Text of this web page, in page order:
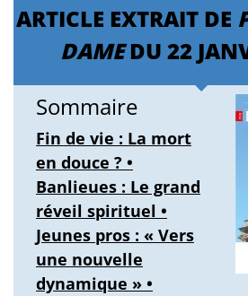
ARTICLE EXTRAIT DE
DAMEDU 22
Sommaire
Fin de vie : La mort
en douce ? •
Banlieues : Le grand
réveil spirituel •
Jeunes pros : « Vers
une nouvelle
dynamique » •